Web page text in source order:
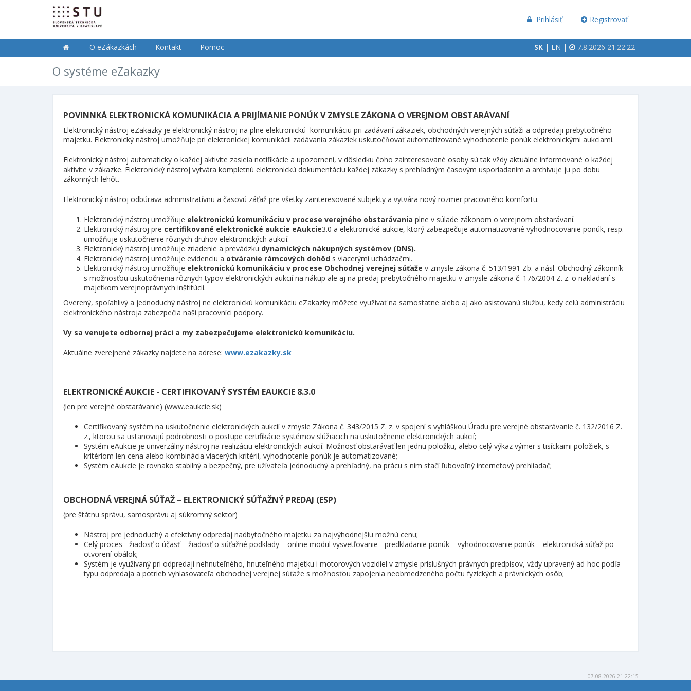
Prihlásiť Registrovať
O eZákazkách Kontakt Pomoc SK | EN | 7.8.2026 21:22:22
O systéme eZakazky
POVINNKÁ ELEKTRONICKÁ KOMUNIKÁCIA A PRIJÍMANIE PONÚK V ZMYSLE ZÁKONA O VEREJNOM OBSTARÁVANÍ
Elektronický nástroj eZakazky je elektronický nástroj na plne elektronickú komunikáciu pri zadávaní zákaziek, obchodných verejných súťaži a odpredaji prebytočného
majetku. Elektronický nástroj umožňuje pri elektronickej komunikácii zadávania zákaziek uskutočňovať automatizované vyhodnotenie ponúk elektronickými aukciami.
Elektronický nástroj automaticky o každej aktivite zasiela notifikácie a upozornení, v dôsledku čoho zainteresované osoby sú tak vždy aktuálne informované o každej
aktivite v zákazke. Elektronický nástroj vytvára kompletnú elektronickú dokumentáciu každej zákazky s prehľadným časovým usporiadaním a archivuje ju po dobu
zákonných lehôt.
Elektronický nástroj odbúrava administratívnu a časovú záťaž pre všetky zainteresované subjekty a vytvára nový rozmer pracovného komfortu.
Elektronický nástroj umožňuje elektronickú komunikáciu v procese verejného obstarávania plne v súlade zákonom o verejnom obstarávaní.
Elektronický nástroj pre certifikované elektronické aukcie eAukcie3.0 a elektronické aukcie, ktorý zabezpečuje automatizované vyhodnocovanie ponúk, resp.
umožňuje uskutočnenie rôznych druhov elektronických aukcií.
Elektronický nástroj umožňuje zriadenie a prevádzku dynamických nákupných systémov (DNS).
Elektronický nástroj umožňuje evidenciu a otváranie rámcových dohôd s viacerými uchádzačmi.
Elektronický nástroj umožňuje elektronickú komunikáciu v procese Obchodnej verejnej súťaže v zmysle zákona č. 513/1991 Zb. a násl. Obchodný zákonník
s možnosťou uskutočnenia rôznych typov elektronických aukcií na nákup ale aj na predaj prebytočného majetku v zmysle zákona č. 176/2004 Z. z. o nakladaní s
majetkom verejnoprávnych inštitúcií.
Overený, spoľahlivý a jednoduchý nástroj ne elektronickú komunikáciu eZakazky môžete využívať na samostatne alebo aj ako asistovanú službu, kedy celú administráciu
elektronického nástroja zabezpečia naši pracovníci podpory.
Vy sa venujete odbornej práci a my zabezpečujeme elektronickú komunikáciu.
Aktuálne zverejnené zákazky najdete na adrese: www.ezakazky.sk
ELEKTRONICKÉ AUKCIE - CERTIFIKOVANÝ SYSTÉM EAUKCIE 8.3.0
(len pre verejné obstarávanie) (www.eaukcie.sk)
Certifikovaný systém na uskutočnenie elektronických aukcií v zmysle Zákona č. 343/2015 Z. z. v spojení s vyhláškou Úradu pre verejné obstarávanie č. 132/2016 Z.
z., ktorou sa ustanovujú podrobnosti o postupe certifikácie systémov slúžiacich na uskutočnenie elektronických aukcií;
Systém eAukcie je univerzálny nástroj na realizáciu elektronických aukcií. Možnosť obstarávať len jednu položku, alebo celý výkaz výmer s tisíckami položiek, s
kritériom len cena alebo kombinácia viacerých kritérií, vyhodnotenie ponúk je automatizované;
Systém eAukcie je rovnako stabilný a bezpečný, pre užívateľa jednoduchý a prehľadný, na prácu s ním stačí ľubovoľný internetový prehliadač;
OBCHODNÁ VEREJNÁ SÚŤAŽ – ELEKTRONICKÝ SÚŤAŽNÝ PREDAJ (ESP)
(pre štátnu správu, samosprávu aj súkromný sektor)
Nástroj pre jednoduchý a efektívny odpredaj nadbytočného majetku za najvýhodnejšiu možnú cenu;
Celý proces - žiadosť o účasť – žiadosť o súťažné podklady – online modul vysvetľovanie - predkladanie ponúk – vyhodnocovanie ponúk – elektronická súťaž po
otvorení obálok;
Systém je využívaný pri odpredaji nehnuteľného, hnuteľného majetku i motorových vozidiel v zmysle príslušných právnych predpisov, vždy upravený ad-hoc podľa
typu odpredaja a potrieb vyhlasovateľa obchodnej verejnej súťaže s možnosťou zapojenia neobmedzeného počtu fyzických a právnických osôb;
07.08.2026 21:22:15